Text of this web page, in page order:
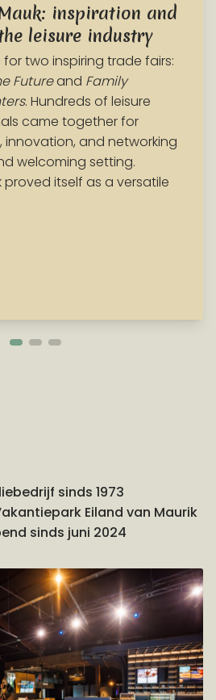
inspiration and
leisure industry
two inspiring trade fairs:
Futureand Family
. Hundreds of leisure
came together for
innovation, and networking
welcoming setting.
proved itself as a versatile
sinds 1973
Eiland van Maurik
sinds juni 2024